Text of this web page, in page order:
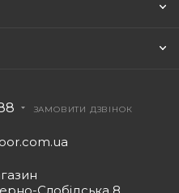
ЗАМОВИТИ ДЗВІНОК